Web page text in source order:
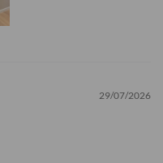
29/07/2026